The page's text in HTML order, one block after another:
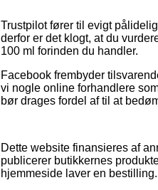
Trustpilot fører til evigt
derfor er det klogt, at du
100 ml forinden du handler.
Facebook frembyder
vi nogle online forhandlere
bør drages fordel af til at
Dette website finansieres af
publicerer butikkernes
hjemmeside laver en bestilling.